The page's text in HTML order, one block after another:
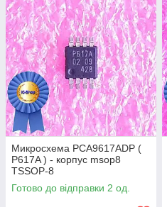
Микросхема PCA9617ADP (
P617A ) - корпус msop8
TSSOP-8
Готово до відправки 2 од.